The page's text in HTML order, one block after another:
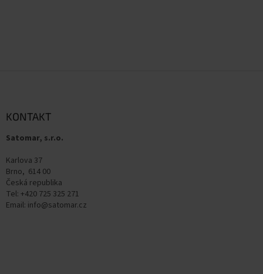
KONTAKT
Satomar, s.r.o.
Karlova 37
Brno, 614 00
Česká republika
Tel: +420 725 325 271
Email: info@satomar.cz